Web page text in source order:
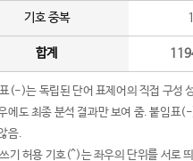
기호 중복
합계
(-)는 독립된 단어 표제어의 직접 구성
에도 최종 분석 결과만 보여 줌. 붙임표
음.
기 허용 기호(^)는 좌우의 단위를 서로